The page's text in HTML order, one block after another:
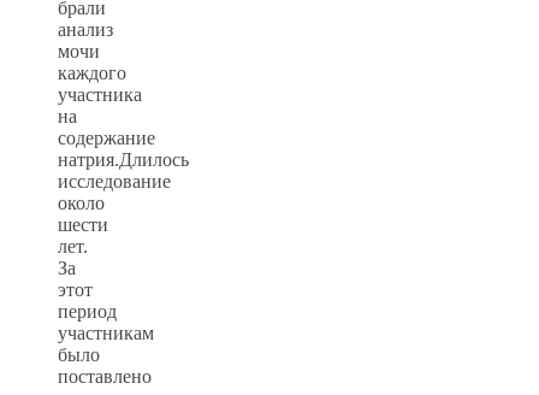
брали
анализ
мочи
каждого
участника
на
содержание
натрия.Длилось
исследование
около
шести
лет.
За
этот
период
участникам
было
поставлено